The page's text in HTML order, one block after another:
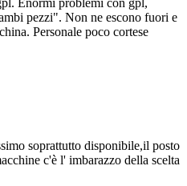
pezzi". Non ne escono fuori e
Personale poco cortese
soprattutto disponibile,il posto
c'è l' imbarazzo della scelta